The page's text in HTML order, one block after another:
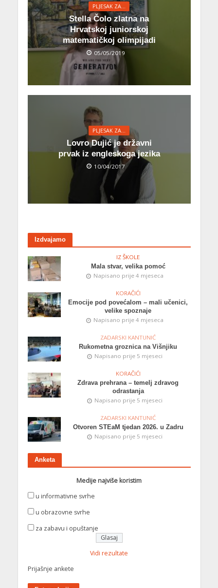
PLJESAK ZA...
Stella Čolo zlatna na
Hrvatskoj juniorskoj
matematičkoj olimpijadi
05/05/2019
PLJESAK ZA...
Lovro Dujić je državni
prvak iz engleskoga jezika
10/04/2017
Izdvajamo
IZ ŠKOLE
Mala stvar, velika pomoć
Napisano prije 4 mjeseca
KORAČIĆI
Emocije pod povećalom – mali učenici,
velike spoznaje
Napisano prije 4 mjeseca
ZADARSKI KANTUNIĆ
Rukometna groznica na Višnjiku
Napisano prije 5 mjeseci
KORAČIĆI
Zdrava prehrana – temelj zdravog
odrastanja
Napisano prije 5 mjeseci
ZADARSKI KANTUNIĆ
Otvoren STEaM tjedan 2026. u Zadru
Napisano prije 5 mjeseci
Anketa
Medije najviše koristim
u informativne svrhe
u obrazovne svrhe
za zabavu i opuštanje
Vidi rezultate
Prijašnje ankete